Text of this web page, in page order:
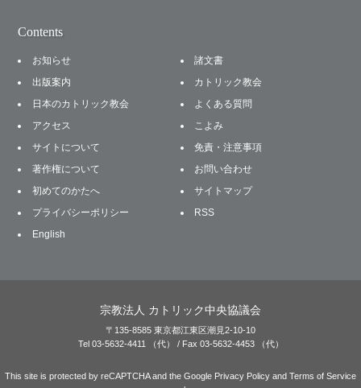
Contents
お知らせ
諸文書
出版案内
カトリック教会
日本のカトリック教会
よくある質問
アクセス
こよみ
サイトについて
免責・注意事項
著作権について
お問い合わせ
初めてのかたへ
サイトマップ
プライバシーポリシー
RSS
English
宗教法人 カトリック中央協議会
〒135-8585 東京都江東区潮見2-10-10
Tel 03-5632-4411 （代） / Fax 03-5632-4453 （代）
This site is protected by reCAPTCHA and the Google Privacy Policy and Terms of Service